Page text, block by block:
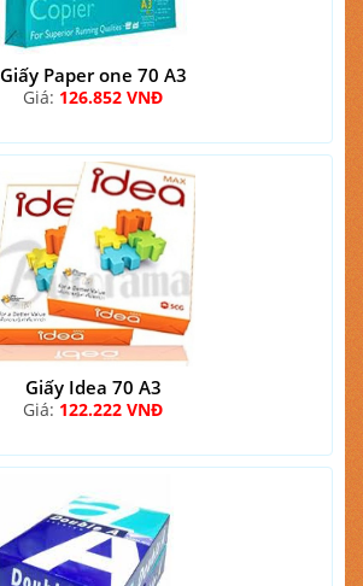
Giấy Paper one 70 A3
Giá: 126.852 VNĐ
Giấy Idea 70 A3
Giá: 122.222 VNĐ